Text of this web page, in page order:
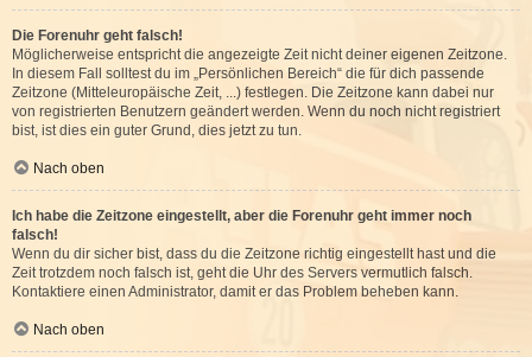
Die Forenuhr geht falsch!
Möglicherweise entspricht die angezeigte Zeit nicht deiner eigenen Zeitzone.
In diesem Fall solltest du im „Persönlichen Bereich“ die für dich passende
Zeitzone (Mitteleuropäische Zeit, ...) festlegen. Die Zeitzone kann dabei nur
von registrierten Benutzern geändert werden. Wenn du noch nicht registriert
bist, ist dies ein guter Grund, dies jetzt zu tun.
Nach oben
Ich habe die Zeitzone eingestellt, aber die Forenuhr geht immer noch
falsch!
Wenn du dir sicher bist, dass du die Zeitzone richtig eingestellt hast und die
Zeit trotzdem noch falsch ist, geht die Uhr des Servers vermutlich falsch.
Kontaktiere einen Administrator, damit er das Problem beheben kann.
Nach oben